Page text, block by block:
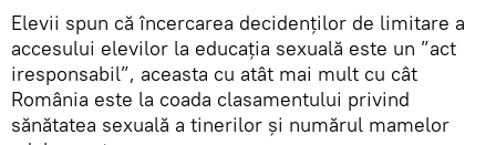
Elevii spun că încercarea decidenților de limitare a
accesului elevilor la educația sexuală este un ”act
iresponsabil”, aceasta cu atât mai mult cu cât
România este la coada clasamentului privind
sănătatea sexuală a tinerilor și numărul mamelor